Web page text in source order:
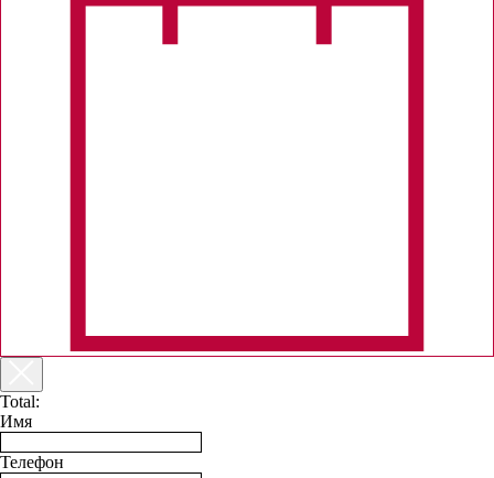
Total:
Имя
Телефон